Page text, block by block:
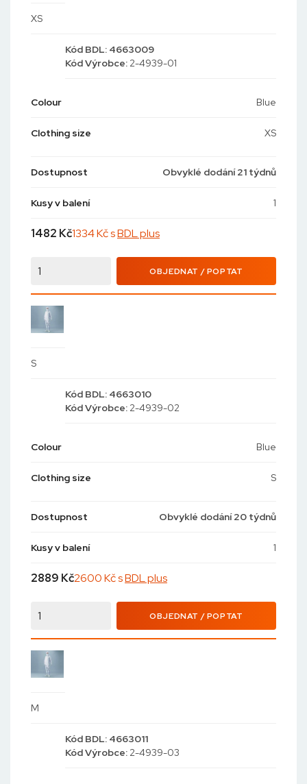
XS
Kód BDL: 4663009
KódVýrobce: 2-4939-01
Colour Blue
Clothing size XS
Dostupnost Obvyklé dodání 21 týdnů
Kusy v balení 1
1482 Kč1334 Kč sBDL plus
OBJEDNAT / POPTAT
S
Kód BDL: 4663010
KódVýrobce: 2-4939-02
Colour Blue
Clothing size S
Dostupnost Obvyklé dodání 20 týdnů
Kusy v balení 1
2889 Kč2600 Kč sBDL plus
OBJEDNAT / POPTAT
M
Kód BDL: 4663011
KódVýrobce: 2-4939-03